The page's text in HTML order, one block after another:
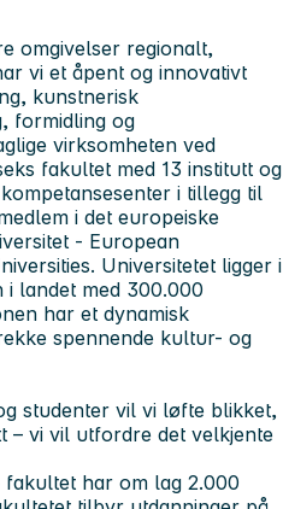
omgivelser regionalt,
vi et åpent og innovativt
kunstnerisk
formidling og
virksomheten ved
fakultet med 13 institutt og
i tillegg til
i det europeiske
- European
Universitetet ligger i
i landet med 300.000
har et dynamisk
spennende kultur- og
studenter vil vi løfte blikket,
– vi vil utfordre det velkjente
fakultet har om lag 2.000